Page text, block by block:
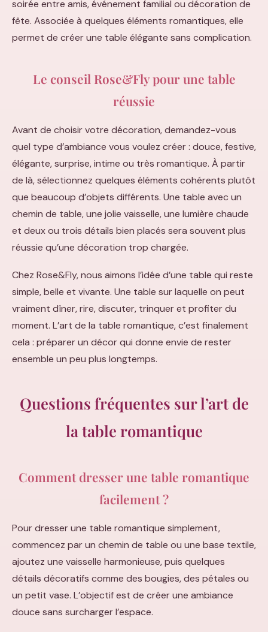
soirée entre amis, événement familial ou décoration de
fête. Associée à quelques éléments romantiques, elle
permet de créer une table élégante sans complication.
Le conseil Rose&Fly pour une table
réussie
Avant de choisir votre décoration, demandez-vous
quel type d’ambiance vous voulez créer : douce, festive,
élégante, surprise, intime ou très romantique. À partir
de là, sélectionnez quelques éléments cohérents plutôt
que beaucoup d’objets différents. Une table avec un
chemin de table, une jolie vaisselle, une lumière chaude
et deux ou trois détails bien placés sera souvent plus
réussie qu’une décoration trop chargée.
Chez Rose&Fly, nous aimons l’idée d’une table qui reste
simple, belle et vivante. Une table sur laquelle on peut
vraiment dîner, rire, discuter, trinquer et profiter du
moment. L’art de la table romantique, c’est finalement
cela : préparer un décor qui donne envie de rester
ensemble un peu plus longtemps.
Questions fréquentes sur l’art de
la table romantique
Comment dresser une table romantique
facilement ?
Pour dresser une table romantique simplement,
commencez par un chemin de table ou une base textile,
ajoutez une vaisselle harmonieuse, puis quelques
détails décoratifs comme des bougies, des pétales ou
un petit vase. L’objectif est de créer une ambiance
douce sans surcharger l’espace.